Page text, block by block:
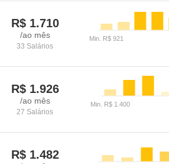
R$ 1.710
/ao mês
33 Salários
R$ 1.926
/ao mês
27 Salários
R$ 1.482